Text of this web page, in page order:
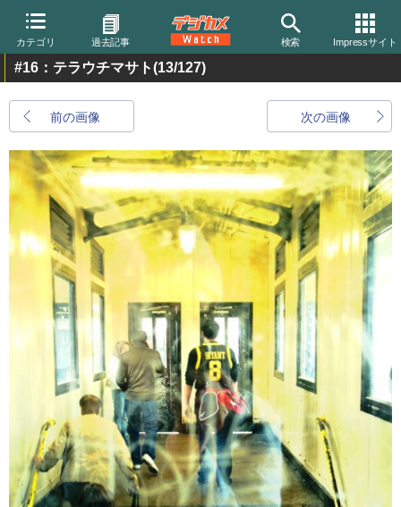
カテゴリ 過去記事 検索 Impressサイト
#16：テラウチマサト(13/127)
前の画像 次の画像